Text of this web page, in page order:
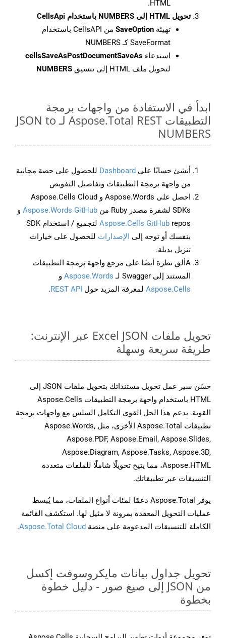
HTML.
تحويل HTML إلى NUMBERS باستخدام CellsApi
تهيئة SaveOption
من CellsAPI باستخدام
SaveFormat كـ NUMBERS
استدعاء cellsSaveAsPostDocumentSaveAs
لتحويل ملف HTML إلى تنسيق
NUMBERS
ابدأ في الاستفادة من واجهات برمجة
التطبيقات Aspose.Total REST لـ JSON to
NUMBERS
أنشئ حسابًا على Dashboard للحصول على حصة مجانية
من واجهة برمجة التطبيقات وتفاصيل التفويض
احصل على Aspose.Words و Aspose.Cells Cloud
SDKs لشفرة مصدر Ruby من
Aspose.Words GitHub و
Aspose.Cells GitHub
repos لتجميع / استخدام SDK
بنفسك أو توجه إلى الإصدارات للحصول على خيارات
تنزيل بديلة.
Aألق نظرة أيضًا على مرجع واجهة برمجة التطبيقات
المستند إلى Swagger لـ
Aspose.Words و
Aspose.Cells لمعرفة المزيد حول REST API
.
تحويل ملفات Excel JSON عبر الإنترنت:
طريقة سريعة وسهلة
حسّن سير عمل تحويل مستنداتك بتحويل ملفات JSON إلى
HTML باستخدام واجهة برمجة التطبيقات Aspose.Cells
القوية. يدعم هذا الحل القوي التكامل السلس مع واجهات برمجة
تطبيقات Aspose.Total الأخرى، مثل Aspose.Words,
Aspose.PDF, Aspose.Email, Aspose.Slides,
Aspose.Diagram, Aspose.Tasks, Aspose.3D,
Aspose.HTML، مما يتيح تحويلًا شاملًا للملفات متعددة
التنسيقات عبر تطبيقاتك.
يوفر Aspose.Total دعمًا لمئات أنواع الملفات، مما يُبسط
عمليات التحويل المعقدة بمرونة لا مثيل لها. استكشف القائمة
الكاملة للتنسيقات المدعومة على منصة Aspose.Total Cloud
.
تحويل جداول بيانات مايكروسوفت إكسل
من JSON إلى صيغ صور - دليل خطوة
بخطوة